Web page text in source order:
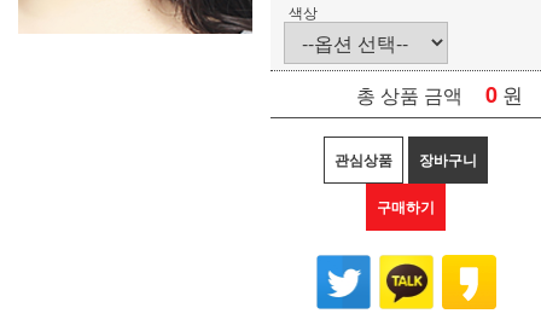
색상
총 상품 금액 0 원
관심상품 장바구니
구매하기